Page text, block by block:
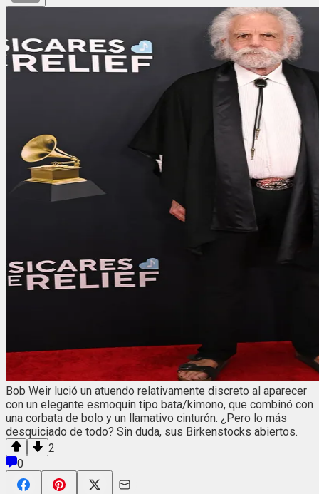
Bob Weir lució un atuendo relativamente discreto al aparecer
con un elegante esmoquin tipo bata/kimono, que combinó con
una corbata de bolo y un llamativo cinturón. ¿Pero lo más
desquiciado de todo? Sin duda, sus Birkenstocks abiertos.
2
0